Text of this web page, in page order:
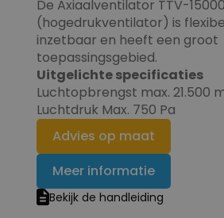
De Axiaalventilator TTV-
(hogedrukventilator) is
inzetbaar en heeft een groot
toepassingsgebied.
Uitgelichte specificaties
Luchtopbrengst max. 21.500
Luchtdruk Max. 750 Pa
Advies op maat
Meer informatie
Bekijk de handleiding